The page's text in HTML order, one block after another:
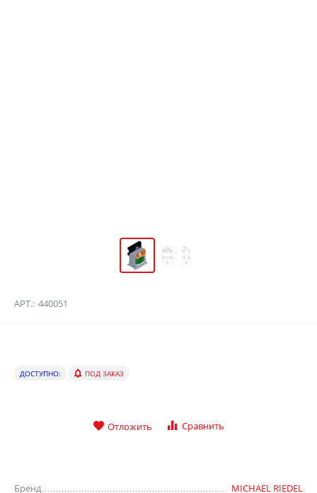
АРТ.: 440051
ДОСТУПНО: ПОД ЗАКАЗ
Отложить Сравнить
Бренд
MICHAEL RIEDEL